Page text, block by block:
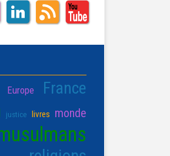
Europe France
justice livres monde